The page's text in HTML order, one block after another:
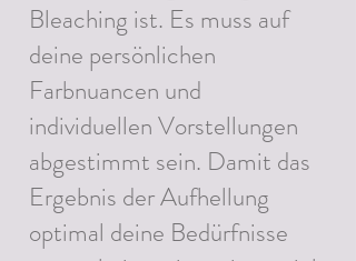
Bleaching ist. Es muss auf
deine persönlichen
Farbnuancen und
individuellen Vorstellungen
abgestimmt sein. Damit das
Ergebnis der Aufhellung
optimal deine Bedürfnisse